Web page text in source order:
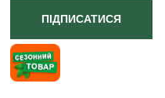
ПІДПИСАТИСЯ